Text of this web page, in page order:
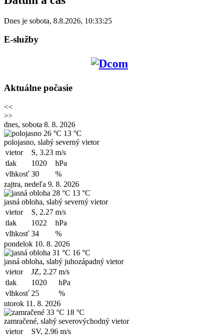
Dnes je sobota, 8.8.2026, 10:33:25
E-služby
Aktuálne počasie
<<
>>
dnes, sobota 8. 8. 2026
26 °C 13 °C
polojasno, slabý severný vietor
vietor
S, 3.23 m/s
tlak
1020
hPa
vlhkosť 30
%
zajtra, nedeľa 9. 8. 2026
28 °C 13 °C
jasná obloha, slabý severný vietor
vietor
S, 2.27 m/s
tlak
1022
hPa
vlhkosť 34
%
pondelok 10. 8. 2026
31 °C 16 °C
jasná obloha, slabý juhozápadný vietor
vietor
JZ, 2.27 m/s
tlak
1020
hPa
vlhkosť 25
%
utorok 11. 8. 2026
33 °C 18 °C
zamračené, slabý severovýchodný vietor
vietor
SV, 2.96 m/s